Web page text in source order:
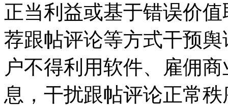
正当利益或基于错误价
荐跟帖评论等方式干预
户不得利用软件、雇佣
息，干扰跟帖评论正常